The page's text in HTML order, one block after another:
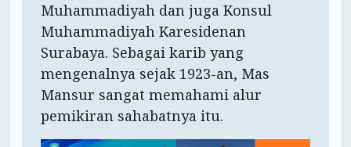
Muhammadiyah dan juga Konsul
Muhammadiyah Karesidenan
Surabaya. Sebagai karib yang
mengenalnya sejak 1923-an, Mas
Mansur sangat memahami alur
pemikiran sahabatnya itu.